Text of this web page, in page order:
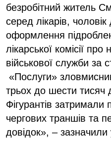
безробітний житель
серед лікарів,
оформлення
лікарської комісії
військової служби за
«Послуги»
трьох до шести тисяч
Фігурантів затримали
чергових траншів та
довідок», – зазначили